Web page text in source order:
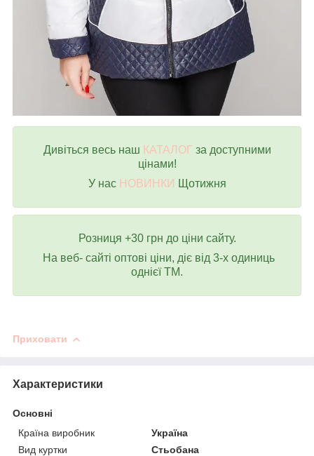
Дивіться весь наш КАТАЛОГ за доступними
цінами!
У нас НОВИНКИ Щотижня
Розниця +30 грн до ціни сайту.
На веб- сайті оптові ціни, діє від 3-х одиниць
однієї ТМ.
Приховати
Характеристики
Основні
Країна виробник
Україна
Вид куртки
Стьобана